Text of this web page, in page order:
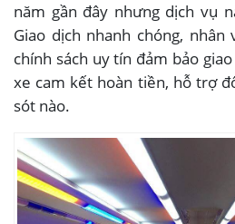
năm gần đây nhưng dịch vụ
Giao dịch nhanh chóng,
chính sách uy tín đảm bảo
xe cam kết hoàn tiền, hỗ trợ
sót nào.